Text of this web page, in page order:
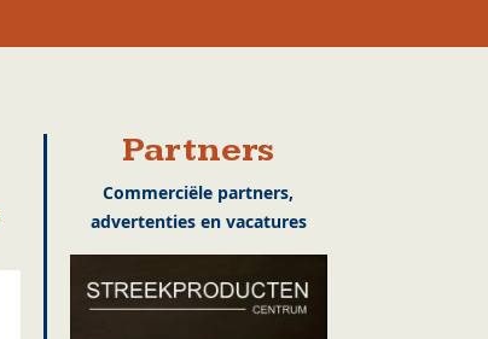
Partners
Commerciële partners,
advertenties en vacatures